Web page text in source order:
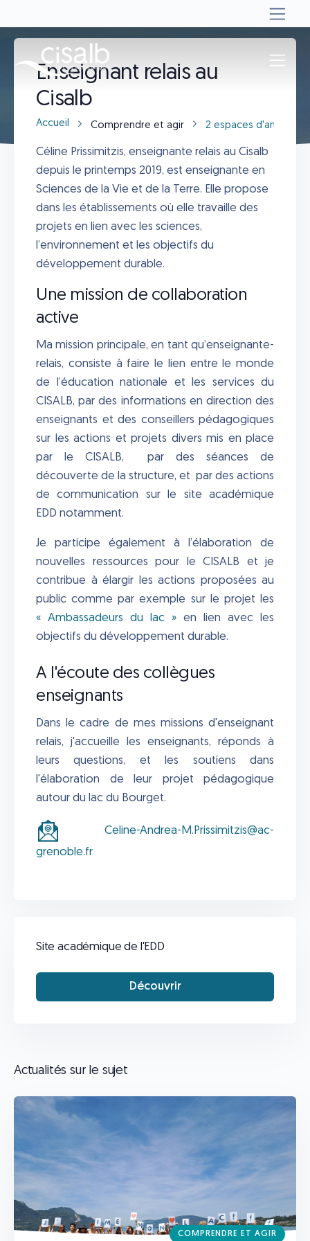
Enseignant relais au
Cisalb
Accueil Comprendre et agir 2 espaces d'animation
Céline Prissimitzis, enseignante relais au Cisalb
depuis le printemps 2019, est enseignante en
Sciences de la Vie et de la Terre. Elle propose
dans les établissements où elle travaille des
projets en lien avec les sciences,
l’environnement et les objectifs du
développement durable.
Une mission de collaboration
active
Ma mission principale, en tant qu’enseignante-
relais, consiste à faire le lien entre le monde
de l’éducation nationale et les services du
CISALB, par des informations en direction des
enseignants et des conseillers pédagogiques
sur les actions et projets divers mis en place
par le CISALB, par des séances de
découverte de la structure, et par des actions
de communication sur le site académique
EDD notamment.
Je participe également à l’élaboration de
nouvelles ressources pour le CISALB et je
contribue à élargir les actions proposées au
public comme par exemple sur le projet les
« Ambassadeurs du lac » en lien avec les
objectifs du développement durable.
A l'écoute des collègues
enseignants
Dans le cadre de mes missions d'enseignant
relais, j'accueille les enseignants, réponds à
leurs questions, et les soutiens dans
l'élaboration de leur projet pédagogique
autour du lac du Bourget.
Celine-Andrea-M.Prissimitzis@ac-
grenoble.fr
Site académique de l'EDD
Découvrir
Actualités sur le sujet
COMPRENDRE ET AGIR